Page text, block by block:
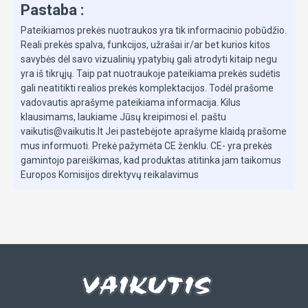
Akcentai
Kelionių sistema
Vienas vežimėlis, keturi naudojimo būdai. Uždėkite
„Cot S Lux“ lopšį, „Cocoon S“ nešiojamą lopšiuką,
automobilinę kėdutę ar sportinę dalį, kad vežimėlis
būtų patogus naudoti bet kokios kelionės metu.
Pastaba :
Pateikiamos prekės nuotraukos yra tik informacinio pobūdžio.
Reali prekės spalva, funkcijos, užrašai ir/ar bet kurios kitos
savybės dėl savo vizualinių ypatybių gali atrodyti kitaip negu
yra iš tikrųjų. Taip pat nuotraukoje pateikiama prekės sudėtis
gali neatitikti realios prekės komplektacijos. Todėl prašome
vadovautis aprašyme pateikiama informacija. Kilus
klausimams, laukiame Jūsų kreipimosi el. paštu
vaikutis@vaikutis.lt Jei pastebėjote aprašyme klaidą prašome
mus informuoti. Prekė pažymėta CE ženklu. CE- yra prekės
gamintojo pareiškimas, kad produktas atitinka jam taikomus
Europos Komisijos direktyvų reikalavimus